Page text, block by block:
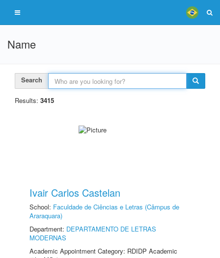
Name
Search
Results: 3415
Ivair Carlos Castelan
School: Faculdade de Ciências e Letras (Câmpus de
Araraquara)
Department: DEPARTAMENTO DE LETRAS
MODERNAS
Academic Appointment Category: RDIDP Academic